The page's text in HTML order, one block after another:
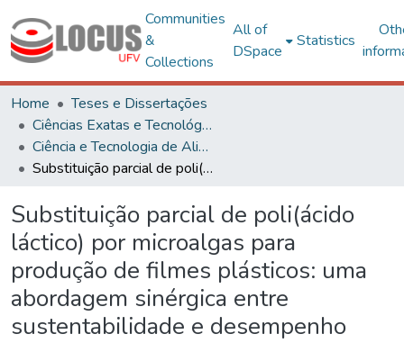
Communities
&
Collections
All of
DSpace
Statistics
Home
Teses e Dissertações
Ciências Exatas e Tecnológicas
Ciência e Tecnologia de Alimentos
Substituição parcial de poli(ácido láctico) por microalgas para produção de filmes plásticos: uma abordagem sinérgica entre sustentabilidade e desempenho
Substituição parcial de poli(ácido
láctico) por microalgas para
produção de filmes plásticos: uma
abordagem sinérgica entre
sustentabilidade e desempenho